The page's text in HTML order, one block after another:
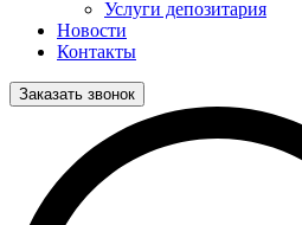
Услуги депозитария
Новости
Контакты
Заказать звонок